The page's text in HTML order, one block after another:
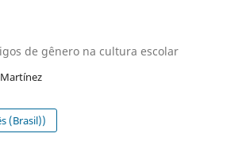
de gênero na cultura escolar
(Brasil))